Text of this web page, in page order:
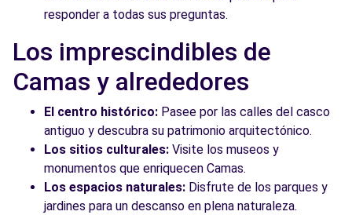
responder a todas sus preguntas.
Los imprescindibles de
Camas y alrededores
El centro histórico: Pasee por las calles del casco
antiguo y descubra su patrimonio arquitectónico.
Los sitios culturales: Visite los museos y
monumentos que enriquecen Camas.
Los espacios naturales: Disfrute de los parques y
jardines para un descanso en plena naturaleza.